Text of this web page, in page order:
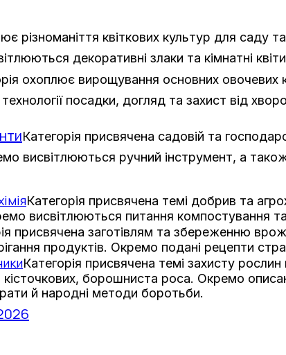
різноманіття квіткових культур для саду
декоративні злаки та кімнатні
охоплює вирощування основних овочевих
посадки, догляд та захист від
Категорія присвячена садовій та
висвітлюються ручний інструмент, а
Категорія присвячена темі добрив та
висвітлюються питання компостування
присвячена заготівлям та збереженню
продуктів. Окремо подані рецепти
Категорія присвячена темі захисту
кісточкових, борошниста роса. Окремо
й народні методи боротьби.